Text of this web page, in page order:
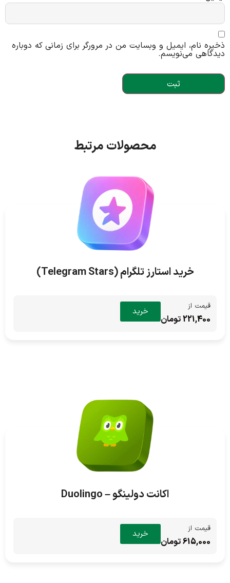
ذخیره نام، ایمیل و وبسایت من در مرورگر برای زمانی که دوباره
دیدگاهی می‌نویسم.
محصولات مرتبط
خرید استارز تلگرام (Telegram Stars)
قیمت از
221,400 تومان
خرید
اکانت دولینگو – Duolingo
قیمت از
615,000 تومان
خرید